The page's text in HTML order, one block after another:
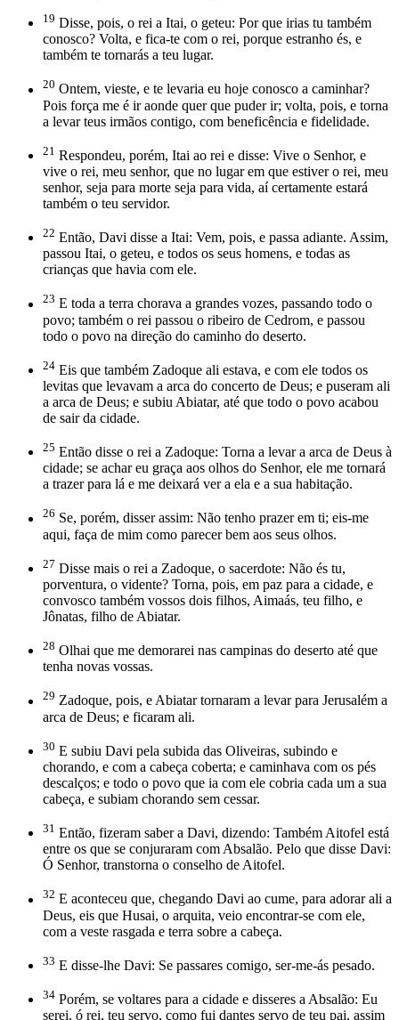
19 Disse, pois, o rei a Itai, o geteu: Por que irias tu também
conosco? Volta, e fica-te com o rei, porque estranho és, e
também te tornarás a teu lugar.
20 Ontem, vieste, e te levaria eu hoje conosco a caminhar?
Pois força me é ir aonde quer que puder ir; volta, pois, e torna
a levar teus irmãos contigo, com beneficência e fidelidade.
21 Respondeu, porém, Itai ao rei e disse: Vive o Senhor, e
vive o rei, meu senhor, que no lugar em que estiver o rei, meu
senhor, seja para morte seja para vida, aí certamente estará
também o teu servidor.
22 Então, Davi disse a Itai: Vem, pois, e passa adiante. Assim,
passou Itai, o geteu, e todos os seus homens, e todas as
crianças que havia com ele.
23 E toda a terra chorava a grandes vozes, passando todo o
povo; também o rei passou o ribeiro de Cedrom, e passou
todo o povo na direção do caminho do deserto.
24 Eis que também Zadoque ali estava, e com ele todos os
levitas que levavam a arca do concerto de Deus; e puseram ali
a arca de Deus; e subiu Abiatar, até que todo o povo acabou
de sair da cidade.
25 Então disse o rei a Zadoque: Torna a levar a arca de Deus à
cidade; se achar eu graça aos olhos do Senhor, ele me tornará
a trazer para lá e me deixará ver a ela e a sua habitação.
26 Se, porém, disser assim: Não tenho prazer em ti; eis-me
aqui, faça de mim como parecer bem aos seus olhos.
27 Disse mais o rei a Zadoque, o sacerdote: Não és tu,
porventura, o vidente? Torna, pois, em paz para a cidade, e
convosco também vossos dois filhos, Aimaás, teu filho, e
Jônatas, filho de Abiatar.
28 Olhai que me demorarei nas campinas do deserto até que
tenha novas vossas.
29 Zadoque, pois, e Abiatar tornaram a levar para Jerusalém a
arca de Deus; e ficaram ali.
30 E subiu Davi pela subida das Oliveiras, subindo e
chorando, e com a cabeça coberta; e caminhava com os pés
descalços; e todo o povo que ia com ele cobria cada um a sua
cabeça, e subiam chorando sem cessar.
31 Então, fizeram saber a Davi, dizendo: Também Aitofel está
entre os que se conjuraram com Absalão. Pelo que disse Davi:
Ó Senhor, transtorna o conselho de Aitofel.
32 E aconteceu que, chegando Davi ao cume, para adorar ali a
Deus, eis que Husai, o arquita, veio encontrar-se com ele,
com a veste rasgada e terra sobre a cabeça.
33 E disse-lhe Davi: Se passares comigo, ser-me-ás pesado.
34 Porém, se voltares para a cidade e disseres a Absalão: Eu
serei, ó rei, teu servo, como fui dantes servo de teu pai, assim